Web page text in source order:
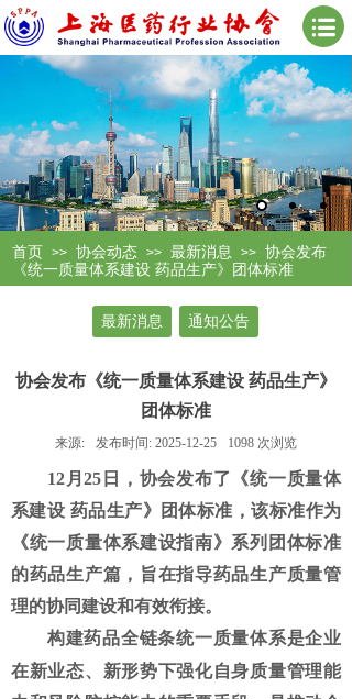
首页 >> 协会动态 >> 最新消息 >> 协会发布
《统一质量体系建设 药品生产》团体标准
最新消息 通知公告
协会发布《统一质量体系建设 药品生产》
团体标准
来源: 发布时间: 2025-12-25 1098 次浏览
12月25日，协会发布了《统一质量体
系建设 药品生产》团体标准，该标准作为
《统一质量体系建设指南》系列团体标准
的药品生产篇，旨在指导药品生产质量管
理的协同建设和有效衔接。
构建药品全链条统一质量体系是企业
在新业态、新形势下强化自身质量管理能